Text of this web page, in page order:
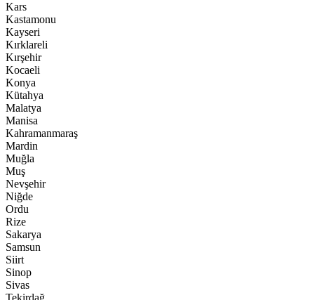
Kars
Kastamonu
Kayseri
Kırklareli
Kırşehir
Kocaeli
Konya
Kütahya
Malatya
Manisa
Kahramanmaraş
Mardin
Muğla
Muş
Nevşehir
Niğde
Ordu
Rize
Sakarya
Samsun
Siirt
Sinop
Sivas
Tekirdağ